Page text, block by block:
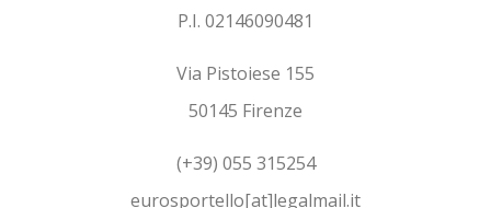
P.I. 02146090481
Via Pistoiese 155
50145 Firenze
(+39) 055 315254
eurosportello[at]legalmail.it